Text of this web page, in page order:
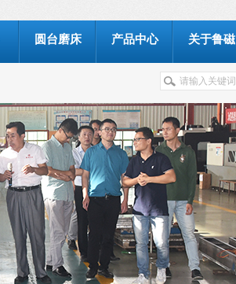
圆台磨床 产品中心 关于鲁磁